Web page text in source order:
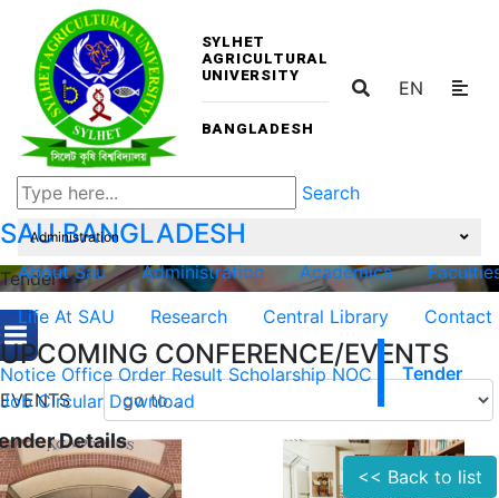
SYLHET
AGRICULTURAL
UNIVERSITY
BANGLADESH
EN
Search
SAUBANGLADESH
About Sau Administration Academics
Life At SAU
Research Central Library Contact
UPCOMING CONFERENCE/EVENTS
EVENTS
Administration
Tender
Notice Office Order Result Scholarship NOC
Tender
Job Circular Download
Details
<< Back to list